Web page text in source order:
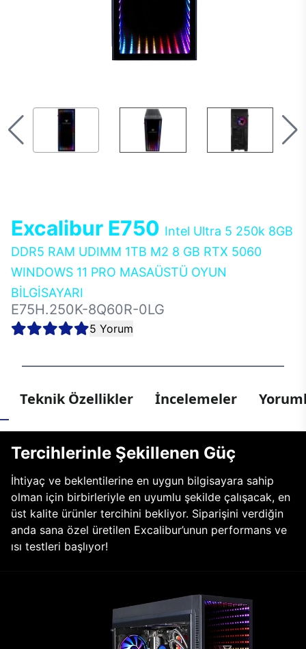
Excalibur E750 Intel Ultra 5 250k 8GB
DDR5 RAM UDIMM 1TB M2 8 GB RTX 5060
WINDOWS 11 PRO MASAÜSTÜ OYUN
BİLGİSAYARI
E75H.250K-8Q60R-0LG
5 Yorum
Teknik Özellikler İncelemeler
Tercihlerinle Şekillenen Güç
İhtiyaç ve beklentilerine en uygun bilgisayara sahip
olman için birbirleriyle en uyumlu şekilde çalışacak, en
üst kalite ürünler tercihini bekliyor. Siparişini verdiğin
anda sana özel üretilen Excalibur’unun performans ve
ısı testleri başlıyor!